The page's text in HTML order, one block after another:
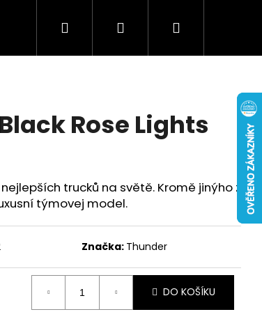
Podporujeme Tabulky velikostí
Hledat PřihlášeníNákupní
Rose Lights
trucků na světě. Kromě jinýho z
týmovej model.
Značka: Thunder
DO KOŠÍKU